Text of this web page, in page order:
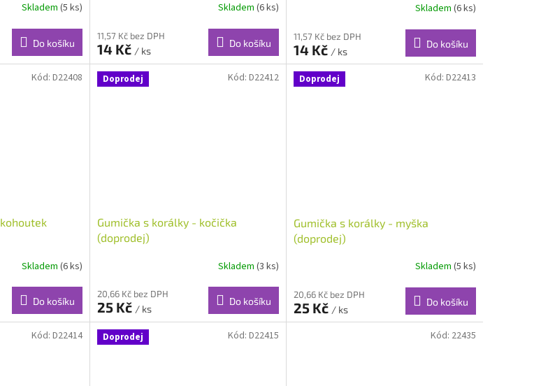
Skladem (5 ks)
Do košíku
Skladem (6 ks)
11,57 Kč bez DPH
14 Kč / ks
Do košíku
Skladem (6 ks)
11,57 Kč bez DPH
14 Kč / ks
Do košíku
Skladem (6 ks)
Do košíku
Kód: D22408 Doprodej
Gumička s korálky - kočička
(doprodej)
Skladem (3 ks)
20,66 Kč bez DPH
25 Kč / ks
Do košíku
Kód: D22412 Doprodej
Gumička s korálky - myška
(doprodej)
Skladem (5 ks)
20,66 Kč bez DPH
25 Kč / ks
Do košíku
Kód: D22413
Kód: D22414 Doprodej Kód: D22415 Kód: 22435